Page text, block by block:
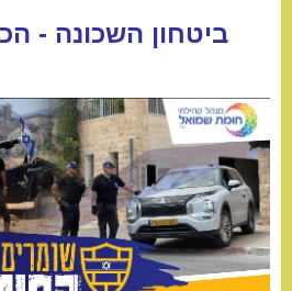
ביטחון השכונה -